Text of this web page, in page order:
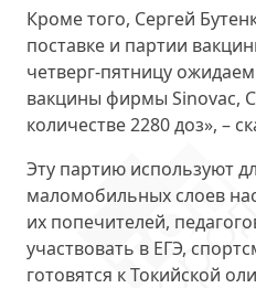
Кроме того, Сергей
поставке и партии
четверг-пятницу
вакцины фирмы Sinovac,
количестве 2280 доз», –
Эту партию используют
маломобильных слоев
их попечителей,
участвовать в ЕГЭ,
готовятся к Токийской